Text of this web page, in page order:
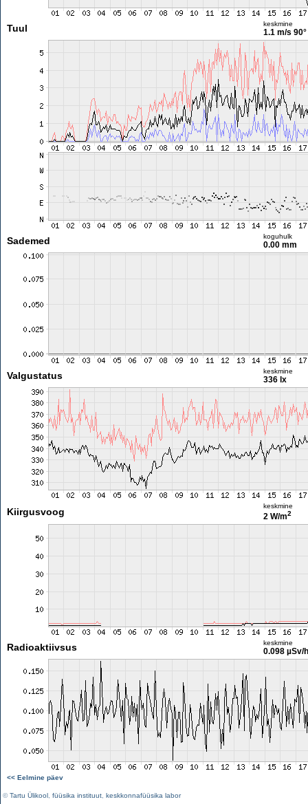
Tuul keskmine
1.1 m/s 90°
Sademed koguhulk
0.00 mm
Valgustatus keskmine
336 lx
Kiirgusvoog
keskmine
2 W/m2
Radioaktiivsus keskmine
0.098 µSv/h
<< Eelmine päev
©Tartu Ülikool füüsika instituut keskkonnafüüsika labor